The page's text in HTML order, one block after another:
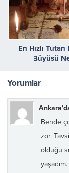
En Hızlı
Büyüsü
Yorumlar
Bende
zor.
olduğu